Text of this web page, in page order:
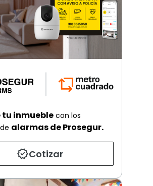
tu inmueble con los
alarmas de Prosegur.
Cotizar